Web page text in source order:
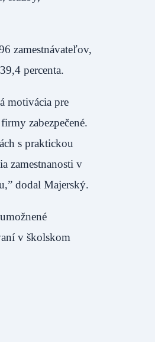
zamestnávateľov,
percenta.
motivácia pre
zabezpečené.
s praktickou
zamestnanosti v
dodal Majerský.
v školskom